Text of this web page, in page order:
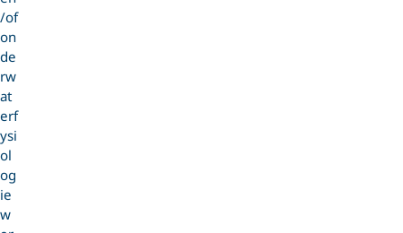
/of
on
de
rw
at
erf
ysi
ol
og
ie
w